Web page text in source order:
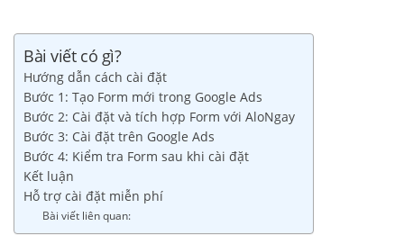
Bài viết có gì?
Hướng dẫn cách cài đặt
Bước 1: Tạo Form mới trong Google Ads
Bước 2: Cài đặt và tích hợp Form với AloNgay
Bước 3: Cài đặt trên Google Ads
Bước 4: Kiểm tra Form sau khi cài đặt
Kết luận
Hỗ trợ cài đặt miễn phí
Bài viết liên quan: